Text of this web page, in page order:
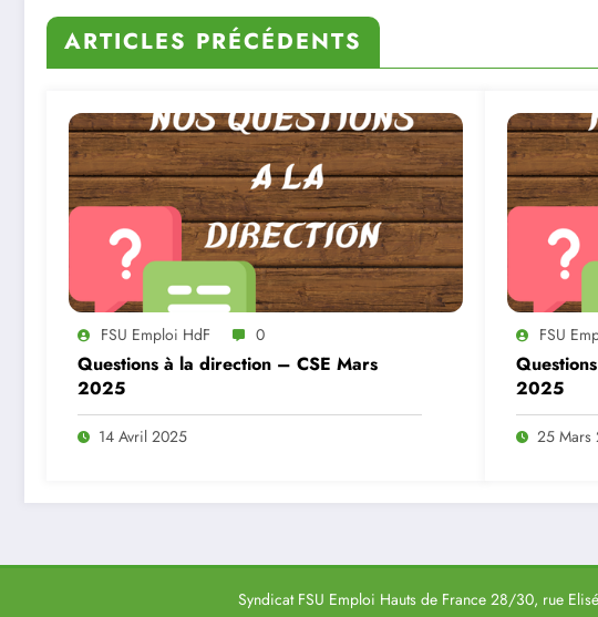
ARTICLES PRÉCÉDENTS
FSU Emploi HdF 0
Questions à la direction – CSE Mars
2025
14 Avril 2025
FSU
2025
25 Mars
Syndicat FSU Emploi Hauts de France 28/30, rue